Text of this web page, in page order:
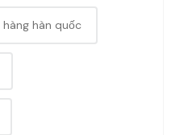
hàn quốc